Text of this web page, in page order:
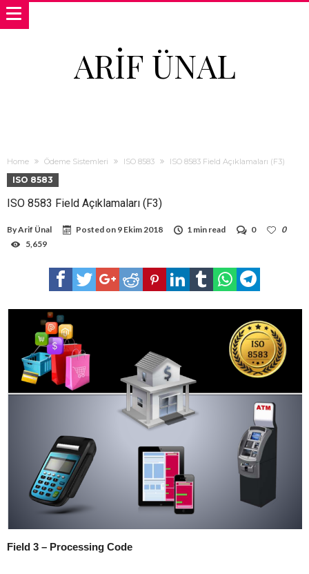
ARIF ÜNAL
Home Ödeme Sistemleri ISO 8583 ISO 8583 Field Açıklamaları (F3)
ISO 8583
ISO 8583 Field Açıklamaları (F3)
ByArif Ünal Posted on 9 Ekim 2018 1 min read 0
0
5,659
Field 3 – Processing Code